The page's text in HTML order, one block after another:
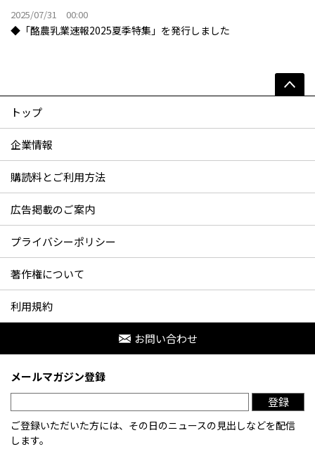
2025/07/31 00:00
◆「酪農乳業速報2025夏季特集」を発行しました
トップ
企業情報
購読料とご利用方法
広告掲載のご案内
プライバシーポリシー
著作権について
利用規約
お問い合わせ
メールマガジン登録
登録
ご登録いただいた方には、その日のニュースの見出しなどを配信
します。